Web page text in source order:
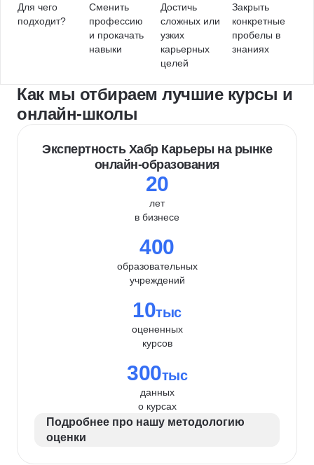
Для чего
подходит?
Сменить
профессию
и прокачать
навыки
Достичь
сложных или
узких
карьерных
целей
Закрыть
конкретные
пробелы в
знаниях
Как мы отбираем лучшие курсы и
онлайн-школы
Экспертность Хабр Карьеры на рынке
онлайн-образования
20
лет
в бизнесе
400
образовательных
учреждений
10тыс
оцененных
курсов
300тыс
данных
о курсах
Подробнее про нашу методологию
оценки